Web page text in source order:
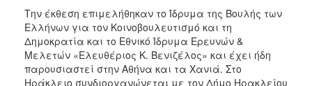
Την έκθεση επιμελήθηκαν το Ίδρυμα της Βουλής των
Ελλήνων για τον Κοινοβουλευτισμό και τη
Δημοκρατία και το Εθνικό Ίδρυμα Ερευνών &
Μελετών «Ελευθέριος Κ. Βενιζέλος» και έχει ήδη
παρουσιαστεί στην Αθήνα και τα Χανιά. Στο
Ηράκλειο συνδιοργανώνεται με τον Δήμο Ηρακλείου